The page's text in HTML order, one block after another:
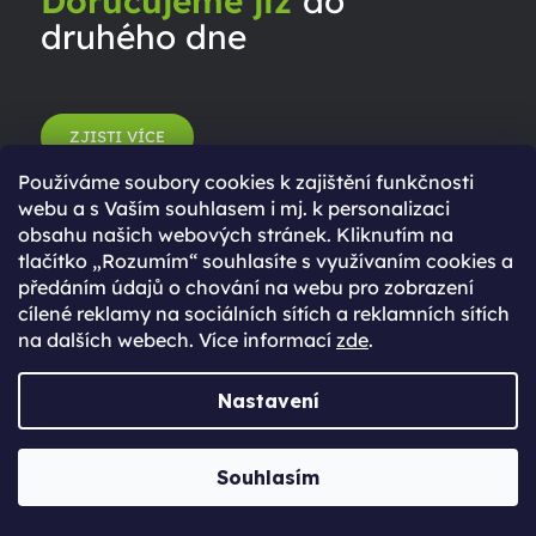
Používáme soubory cookies k zajištění funkčnosti
webu a s Vaším souhlasem i mj. k personalizaci
obsahu našich webových stránek. Kliknutím na
tlačítko „Rozumím“ souhlasíte s využívaním cookies a
předáním údajů o chování na webu pro zobrazení
cílené reklamy na sociálních sítích a reklamních sítích
na dalších webech. Více informací zde.
Nastavení
Souhlasím
druhého dne
ZJISTI VÍCE
Poznej náš tým
Jabkolevně